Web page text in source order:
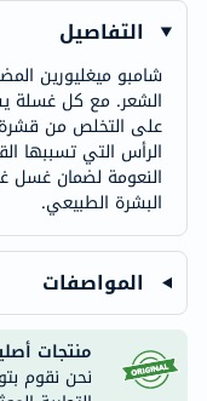
التفاصيل
شامبو ميغليورين
الشعر. مع كل غسلة
على التخلص من
الرأس التي تسببها
النعومة لضمان غسل
البشرة الطبيعي.
المواصفات
منتجات أصلية
نحن نقوم